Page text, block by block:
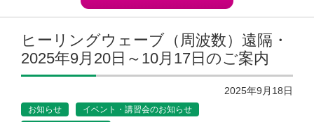
ヒーリングウェーブ（周波数）遠隔・
2025年9月20日～10月17日のご案内
2025年9月18日
お知らせ
イベント・講習会のお知らせ